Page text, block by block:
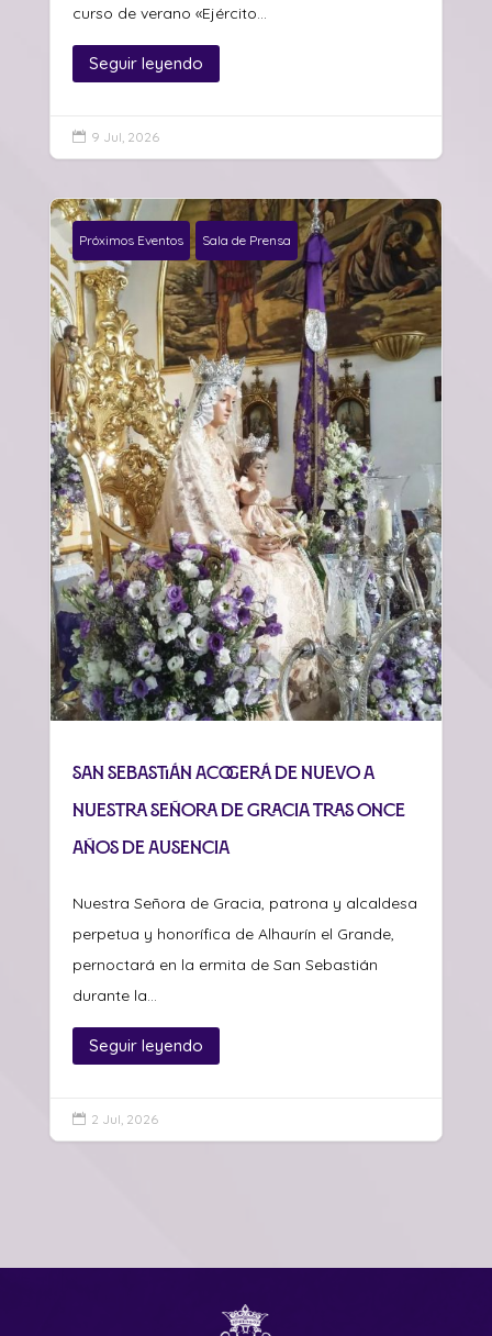
curso de verano «Ejército...
Seguir leyendo
 9 Jul, 2026
Próximos Eventos Sala de Prensa
San Sebastián acogerá de nuevo a
Nuestra Señora de Gracia tras once
años de ausencia
Nuestra Señora de Gracia, patrona y alcaldesa
perpetua y honorífica de Alhaurín el Grande,
pernoctará en la ermita de San Sebastián
durante la...
Seguir leyendo
 2 Jul, 2026